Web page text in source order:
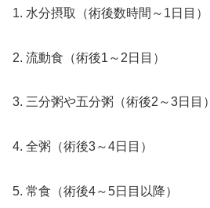
1. 水分摂取（術後数時間～1日目）
2. 流動食（術後1～2日目）
3. 三分粥や五分粥（術後2～3日目）
4. 全粥（術後3～4日目）
5. 常食（術後4～5日目以降）